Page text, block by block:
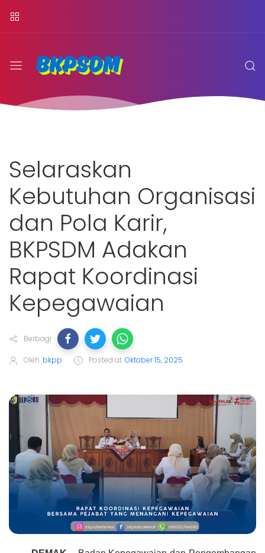
Selaraskan
Kebutuhan Organisasi
dan Pola Karir,
BKPSDM Adakan
Rapat Koordinasi
Kepegawaian
Berbagi
Oleh bkpp Posted at Oktober 15, 2025